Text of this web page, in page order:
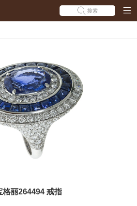
搜索
格丽264494 戒指